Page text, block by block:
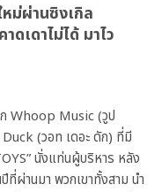
หม่ผ่านซิงเกิล
เดาไม่ได้ มาไว
ก Whoop Music (วูป
(วอท เดอะ ดัก) ที่มี
นั่งแท่นผู้บริหาร หลัง
ที่ผ่านมา พวกเขาทั้งสาม นำ